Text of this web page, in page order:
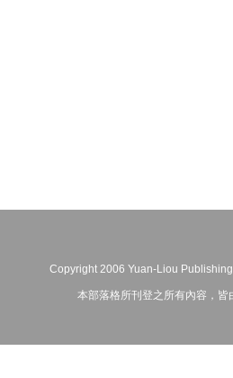
Copyright 2006 Yuan-Liou
本部落格所刊登之所有內容，